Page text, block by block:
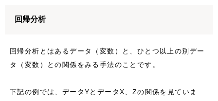
回帰分析
回帰分析とはあるデータ（変数）と、ひとつ以上の別デー
タ（変数）との関係をみる手法のことです。
下記の例では、データYとデータX、Zの関係を見ていま